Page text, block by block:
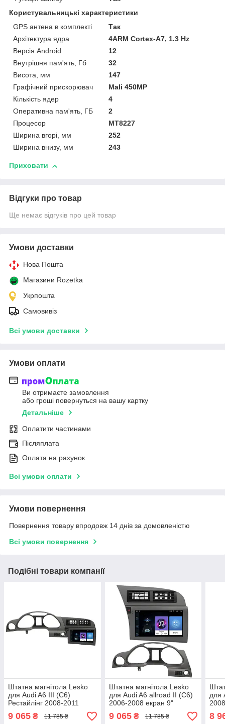
Користувальницькі характеристики
GPS антена в комплекті
Так
Архітектура ядра
4ARM Cortex-A7, 1.3 Hz
Версія Android
12
Внутрішня пам'ять, Гб
32
Висота, мм
147
Графічний прискорювач
Mali 450MP
Кількість ядер
4
Оперативна пам'ять, ГБ
2
Процесор
MT8227
Ширина вгорі, мм
252
Ширина внизу, мм
243
Приховати
Відгуки про товар
Ще немає відгуків про цей товар
Умови доставки
Нова Пошта
Магазини Rozetka
Укрпошта
Самовивіз
Всі умови доставки
Умови оплати
Ви отримаєте замовлення
або гроші повернуться на вашу картку
Детальніше
Оплатити частинами
Післяплата
Оплата на рахунок
Всі умови оплати
Умови повернення
Повернення товару впродовж 14 днів за домовленістю
Всі умови повернення
Подібні товари компанії
Штатна магнітола Lesko
для Audi A6 III (C6)
Рестайлінг 2008-2011
екран 9" 1/16Gb Wi-Fi GPS
Base 1 шт.
9 065 ₴ 11 785 ₴
Штатна магнітола Lesko
для Audi A6 allroad II (C6)
2006-2008 екран 9"
1/16Gb Wi-Fi GPS Base 1
шт.
9 065₴ 11 785 ₴
для
Fi
8